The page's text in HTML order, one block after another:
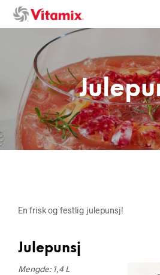
En frisk og festlig julepunsj!
Julepunsj
Mengde: 1,4 L